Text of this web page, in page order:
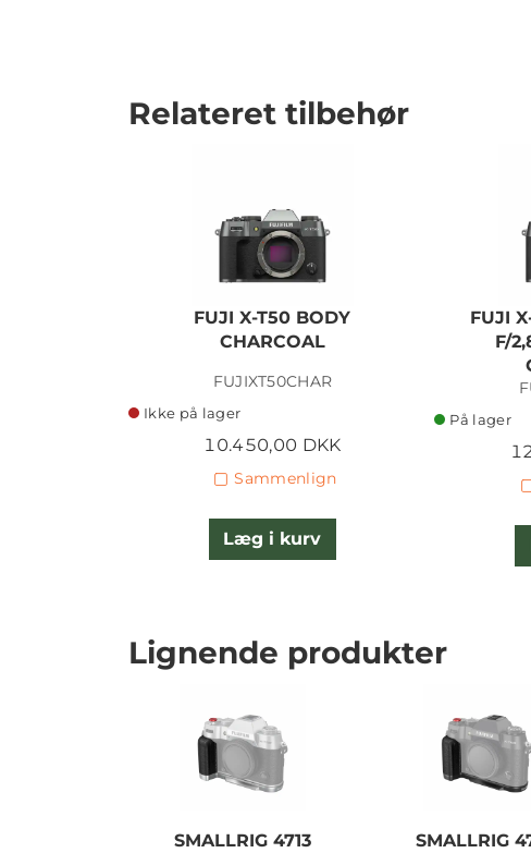
Relateret tilbehør
FUJI X-T50 BODY
CHARCOAL
FUJIXT50CHAR
Ikke på lager
10.450,00 DKK
Sammenlign
Læg i kurv
FUJI
F/
På lager
Lignende produkter
SMALLRIG 4713
SMALLRIG